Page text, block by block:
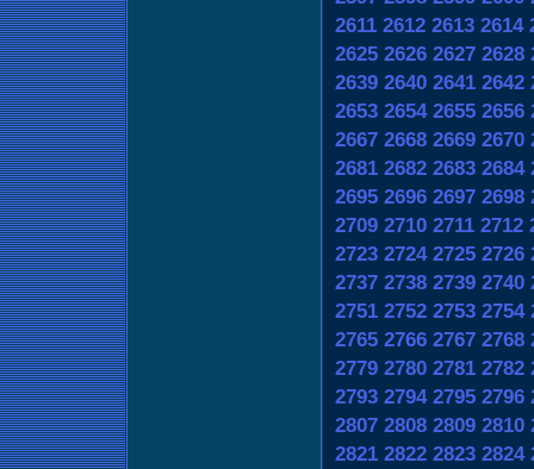
2611 2612 2613 2614
2625 2626 2627 2628
2639 2640 2641 2642
2653 2654 2655 2656
2667 2668 2669 2670
2681 2682 2683 2684
2695 2696 2697 2698
2709 2710 2711 2712
2723 2724 2725 2726
2737 2738 2739 2740
2751 2752 2753 2754
2765 2766 2767 2768
2779 2780 2781 2782
2793 2794 2795 2796
2807 2808 2809 2810
2821 2822 2823 2824